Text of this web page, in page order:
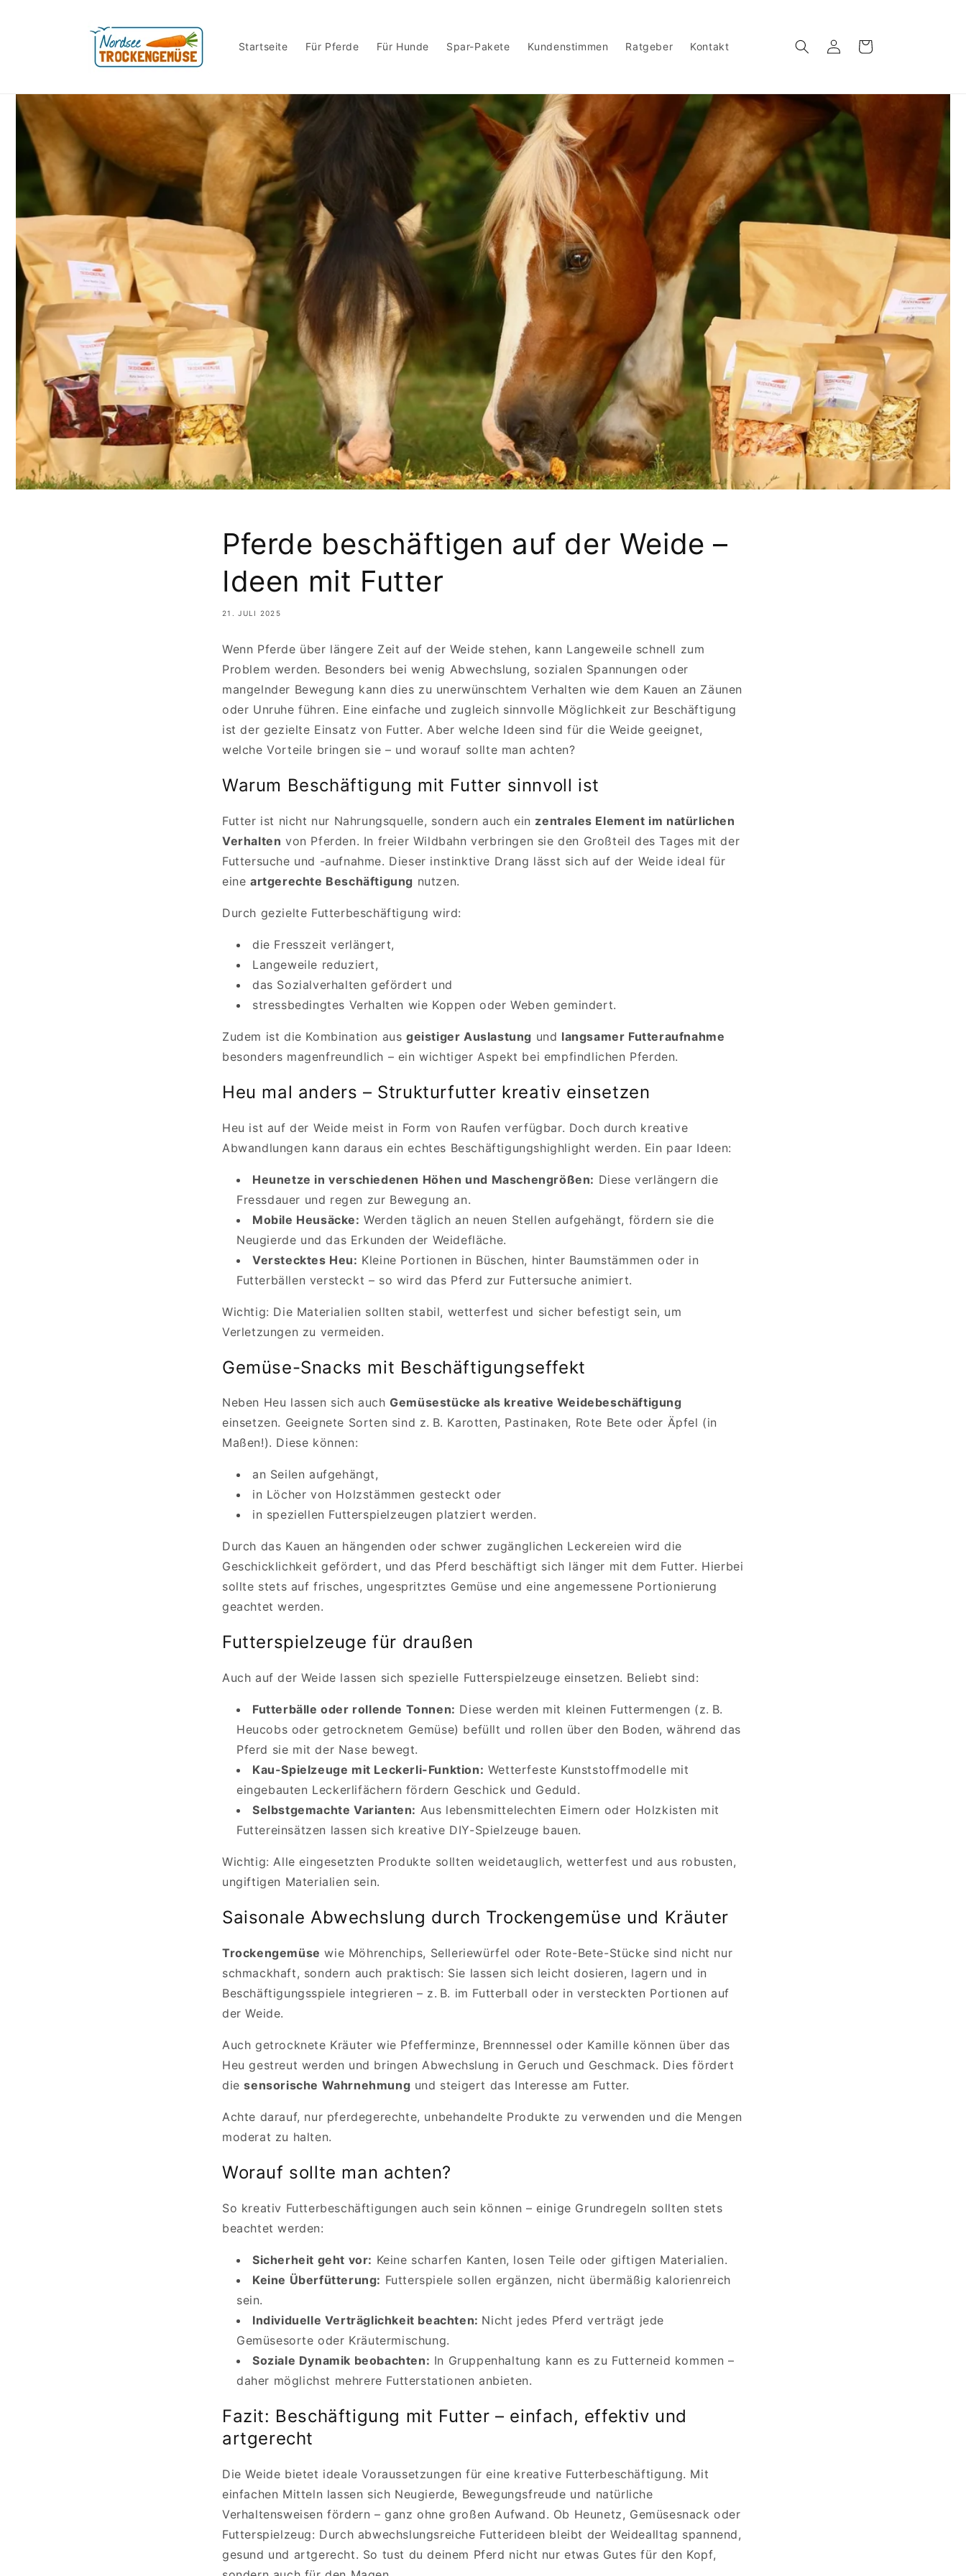
Startseite Für Pferde Für Hunde Spar-Pakete Kundenstimmen Ratgeber Kontakt EinloggenWarenkorb
Pferde beschäftigen auf der Weide –
Ideen mit Futter
21. JULI 2025
Wenn Pferde über längere Zeit auf der Weide stehen, kann Langeweile schnell zum
Problem werden. Besonders bei wenig Abwechslung, sozialen Spannungen oder
mangelnder Bewegung kann dies zu unerwünschtem Verhalten wie dem Kauen an Zäunen
oder Unruhe führen. Eine einfache und zugleich sinnvolle Möglichkeit zur Beschäftigung
ist der gezielte Einsatz von Futter. Aber welche Ideen sind für die Weide geeignet,
welche Vorteile bringen sie – und worauf sollte man achten?
Warum Beschäftigung mit Futter sinnvoll ist
Futter ist nicht nur Nahrungsquelle, sondern auch ein zentrales Element im natürlichen
Verhalten von Pferden. In freier Wildbahn verbringen sie den Großteil des Tages mit der
Futtersuche und -aufnahme. Dieser instinktive Drang lässt sich auf der Weide ideal für
eine artgerechte Beschäftigung nutzen.
Durch gezielte Futterbeschäftigung wird:
die Fresszeit verlängert,
Langeweile reduziert,
das Sozialverhalten gefördert und
stressbedingtes Verhalten wie Koppen oder Weben gemindert.
Zudem ist die Kombination aus geistiger Auslastung und langsamer Futteraufnahme
besonders magenfreundlich – ein wichtiger Aspekt bei empfindlichen Pferden.
Heu mal anders – Strukturfutter kreativ einsetzen
Heu ist auf der Weide meist in Form von Raufen verfügbar. Doch durch kreative
Abwandlungen kann daraus ein echtes Beschäftigungshighlight werden. Ein paar Ideen:
Heunetze in verschiedenen Höhen und Maschengrößen: Diese verlängern die
Fressdauer und regen zur Bewegung an.
Mobile Heusäcke: Werden täglich an neuen Stellen aufgehängt, fördern sie die
Neugierde und das Erkunden der Weidefläche.
Verstecktes Heu: Kleine Portionen in Büschen, hinter Baumstämmen oder in
Futterbällen versteckt – so wird das Pferd zur Futtersuche animiert.
Wichtig: Die Materialien sollten stabil, wetterfest und sicher befestigt sein, um
Verletzungen zu vermeiden.
Gemüse-Snacks mit Beschäftigungseffekt
Neben Heu lassen sich auchGemüsestücke als kreative Weidebeschäftigung
einsetzen. Geeignete Sorten sind z. B. Karotten, Pastinaken, Rote Bete oder Äpfel (in
Maßen!). Diese können:
an Seilen aufgehängt,
in Löcher von Holzstämmen gesteckt oder
in speziellen Futterspielzeugen platziert werden.
Durch das Kauen an hängenden oder schwer zugänglichen Leckereien wird die
Geschicklichkeit gefördert, und das Pferd beschäftigt sich länger mit dem Futter. Hierbei
sollte stets auf frisches, ungespritztes Gemüse und eine angemessene Portionierung
geachtet werden.
Futterspielzeuge für draußen
Auch auf der Weide lassen sich spezielle Futterspielzeuge einsetzen. Beliebt sind:
Futterbälle oder rollende Tonnen: Diese werden mit kleinen Futtermengen (z. B.
Heucobs oder getrocknetem Gemüse) befüllt und rollen über den Boden, während das
Pferd sie mit der Nase bewegt.
Kau-Spielzeuge mit Leckerli-Funktion: Wetterfeste Kunststoffmodelle mit
eingebauten Leckerlifächern fördern Geschick und Geduld.
Selbstgemachte Varianten: Aus lebensmittelechten Eimern oder Holzkisten mit
Futtereinsätzen lassen sich kreative DIY-Spielzeuge bauen.
Wichtig: Alle eingesetzten Produkte sollten weidetauglich, wetterfest und aus robusten,
ungiftigen Materialien sein.
Saisonale Abwechslung durch Trockengemüse und Kräuter
Trockengemüse wie Möhrenchips, Selleriewürfel oder Rote-Bete-Stücke sind nicht nur
schmackhaft, sondern auch praktisch: Sie lassen sich leicht dosieren, lagern und in
Beschäftigungsspiele integrieren – z. B. im Futterball oder in versteckten Portionen auf
der Weide.
Auch getrocknete Kräuter wie Pfefferminze, Brennnessel oder Kamille können über das
Heu gestreut werden und bringen Abwechslung in Geruch und Geschmack. Dies fördert
diesensorische Wahrnehmung und steigert das Interesse am Futter.
Achte darauf, nur pferdegerechte, unbehandelte Produkte zu verwenden und die Mengen
moderat zu halten.
Worauf sollte man achten?
So kreativ Futterbeschäftigungen auch sein können – einige Grundregeln sollten stets
beachtet werden:
Sicherheit geht vor: Keine scharfen Kanten, losen Teile oder giftigen Materialien.
Keine Überfütterung: Futterspiele sollen ergänzen, nicht übermäßig kalorienreich
sein.
Individuelle Verträglichkeit beachten: Nicht jedes Pferd verträgt jede
Gemüsesorte oder Kräutermischung.
Soziale Dynamik beobachten: In Gruppenhaltung kann es zu Futterneid kommen –
daher möglichst mehrere Futterstationen anbieten.
Fazit: Beschäftigung mit Futter – einfach, effektiv und
artgerecht
Die Weide bietet ideale Voraussetzungen für eine kreative Futterbeschäftigung. Mit
einfachen Mitteln lassen sich Neugierde, Bewegungsfreude und natürliche
Verhaltensweisen fördern – ganz ohne großen Aufwand. Ob Heunetz, Gemüsesnack oder
Futterspielzeug: Durch abwechslungsreiche Futterideen bleibt der Weidealltag spannend,
gesund und artgerecht. So tust du deinem Pferd nicht nur etwas Gutes für den Kopf,